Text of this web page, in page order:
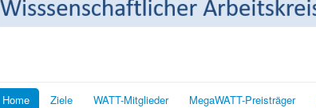
Home Ziele WATT-Mitglieder MegaWATT-Preisträger